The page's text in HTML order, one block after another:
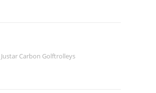
Justar Carbon Golftrolleys